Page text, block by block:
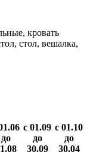
кровать
стол, вешалка,
до
с 01.09
до
30.09
с 01.10
до
30.04